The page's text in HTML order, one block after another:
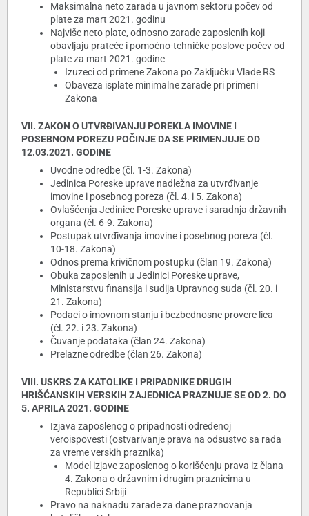
Maksimalna neto zarada u javnom sektoru počev od
plate za mart 2021. godinu
Najviše neto plate, odnosno zarade zaposlenih koji
obavljaju prateće i pomoćno-tehničke poslove počev od
plate za mart 2021. godine
Izuzeci od primene Zakona po Zaključku Vlade RS
Obaveza isplate minimalne zarade pri primeni
Zakona
VII. ZAKON O UTVRĐIVANJU POREKLA IMOVINE I
POSEBNOM POREZU POČINJE DA SE PRIMENJUJE OD
12.03.2021. GODINE
Uvodne odredbe (čl. 1-3. Zakona)
Jedinica Poreske uprave nadležna za utvrđivanje
imovine i posebnog poreza (čl. 4. i 5. Zakona)
Ovlašćenja Jedinice Poreske uprave i saradnja državnih
organa (čl. 6-9. Zakona)
Postupak utvrđivanja imovine i posebnog poreza (čl.
10-18. Zakona)
Odnos prema krivičnom postupku (član 19. Zakona)
Obuka zaposlenih u Jedinici Poreske uprave,
Ministarstvu finansija i sudija Upravnog suda (čl. 20. i
21. Zakona)
Podaci o imovnom stanju i bezbednosne provere lica
(čl. 22. i 23. Zakona)
Čuvanje podataka (član 24. Zakona)
Prelazne odredbe (član 26. Zakona)
VIII. USKRS ZA KATOLIKE I PRIPADNIKE DRUGIH
HRIŠĆANSKIH VERSKIH ZAJEDNICA PRAZNUJE SE OD 2. DO
5. APRILA 2021. GODINE
Izjava zaposlenog o pripadnosti određenoj
veroispovesti (ostvarivanje prava na odsustvo sa rada
za vreme verskih praznika)
Model izjave zaposlenog o korišćenju prava iz člana
4. Zakona o državnim i drugim praznicima u
Republici Srbiji
Pravo na naknadu zarade za dane praznovanja